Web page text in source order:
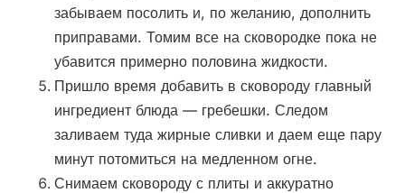
забываем посолить и, по желанию, дополнить
приправами. Томим все на сковородке пока не
убавится примерно половина жидкости.
Пришло время добавить в сковороду главный
ингредиент блюда — гребешки. Следом
заливаем туда жирные сливки и даем еще пару
минут потомиться на медленном огне.
Снимаем сковороду с плиты и аккуратно